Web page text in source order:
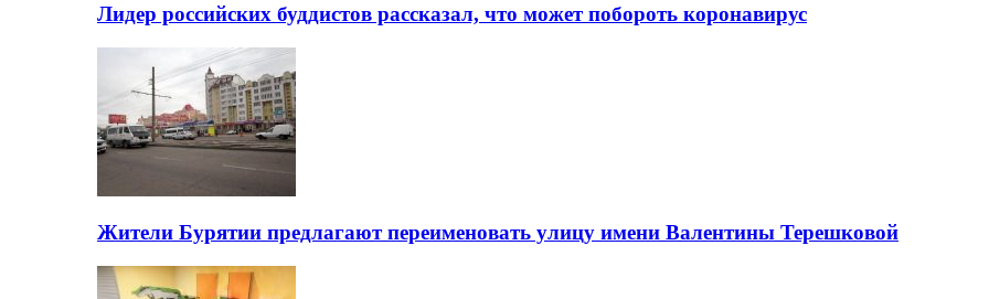
Лидер российских буддистов рассказал, что может побороть коронавирус
Жители Бурятии предлагают переименовать улицу имени Валентины Терешковой